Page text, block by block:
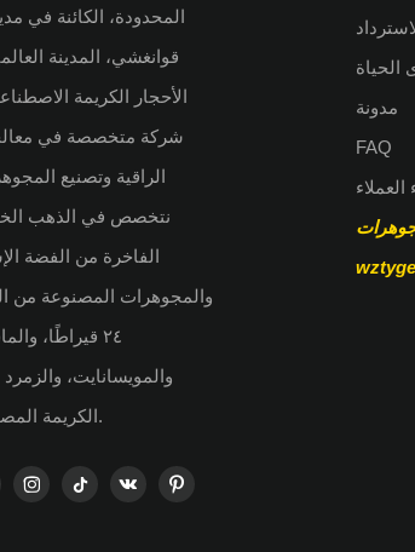
المحدودة، الكائنة في
قوانغشي، المدينة
شركة متخصصة في
الراقية وتصنيع
نتخصص في الذهب
والمجوهرات المصنوعة من
٢٤ قيراطًا،
والمويسانايت،
الكريمة المصنّعة مخبريًا، وغيرها.
مدونة
FAQ
العملاء